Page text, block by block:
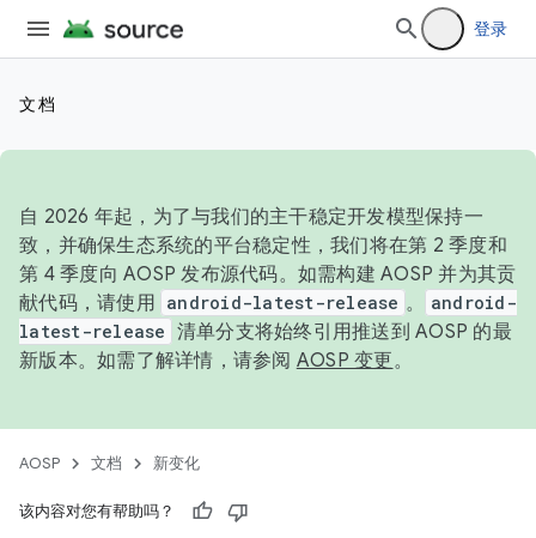
登录
文档
自 2026 年起，为了与我们的主干稳定开发模型保持一
致，并确保生态系统的平台稳定性，我们将在第 2 季度和
第 4 季度向 AOSP 发布源代码。如需构建 AOSP 并为其贡
献代码，请使用 android-latest-release 。
android-
latest-release 清单分支将始终引用推送到 AOSP 的最
新版本。如需了解详情，请参阅 AOSP 变更。
AOSP 文档 新变化
该内容对您有帮助吗？